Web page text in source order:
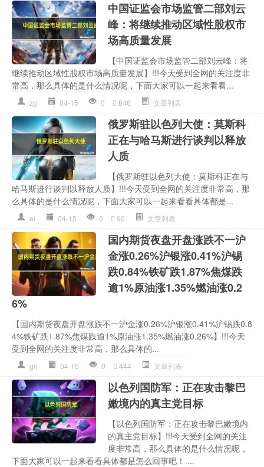
中国证监会市场监管二部刘云
峰：将继续推动区域性股权市
场高质量发展
【中国证监会市场监管二部刘云峰：将
继续推动区域性股权市场高质量发展】!!!今天受到全网的关注度非
常高，那么具体的是什么情况呢，下面大家可以一起来看看...
zg 04-15 0 848 文章列表
俄罗斯驻以色列大使：莫斯科
正在与哈马斯进行谈判以释放
人质
【俄罗斯驻以色列大使：莫斯科正在与
哈马斯进行谈判以释放人质】!!!今天受到全网的关注度非常高，那
么具体的是什么情况呢，下面大家可以一起来看看具体都是...
el 04-15 0 90 文章列表
国内期货夜盘开盘涨跌不一沪
金涨0.26%沪银涨0.41%沪锡
跌0.84%铁矿跌1.87%焦煤跌
逾1%原油涨1.35%燃油涨0.2
6%
【国内期货夜盘开盘涨跌不一沪金涨0.26%沪银涨0.41%沪锡跌0.8
4%铁矿跌1.87%焦煤跌逾1%原油涨1.35%燃油涨0.26%】!!!今天
受到全网的关注度非常高，那么具体的...
gn 04-15 0 444 文章列表
以色列国防军：正在攻击黎巴
嫩境内的真主党目标
【以色列国防军：正在攻击黎巴嫩境内
的真主党目标】!!!今天受到全网的关注
度非常高，那么具体的是什么情况呢，
下面大家可以一起来看看具体都是怎么回事吧！ ...